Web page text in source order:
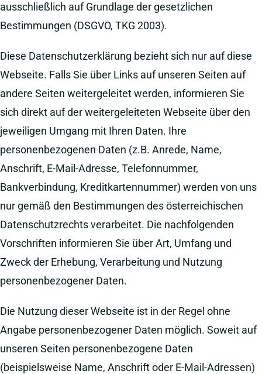
ausschließlich auf Grundlage der gesetzlichen
Bestimmungen (DSGVO, TKG 2003).
Diese Datenschutzerklärung bezieht sich nur auf diese
Webseite. Falls Sie über Links auf unseren Seiten auf
andere Seiten weitergeleitet werden, informieren Sie
sich direkt auf der weitergeleiteten Webseite über den
jeweiligen Umgang mit Ihren Daten. Ihre
personenbezogenen Daten (z.B. Anrede, Name,
Anschrift, E-Mail-Adresse, Telefonnummer,
Bankverbindung, Kreditkartennummer) werden von uns
nur gemäß den Bestimmungen des österreichischen
Datenschutzrechts verarbeitet. Die nachfolgenden
Vorschriften informieren Sie über Art, Umfang und
Zweck der Erhebung, Verarbeitung und Nutzung
personenbezogener Daten.
Die Nutzung dieser Webseite ist in der Regel ohne
Angabe personenbezogener Daten möglich. Soweit auf
unseren Seiten personenbezogene Daten
(beispielsweise Name, Anschrift oder E-Mail-Adressen)